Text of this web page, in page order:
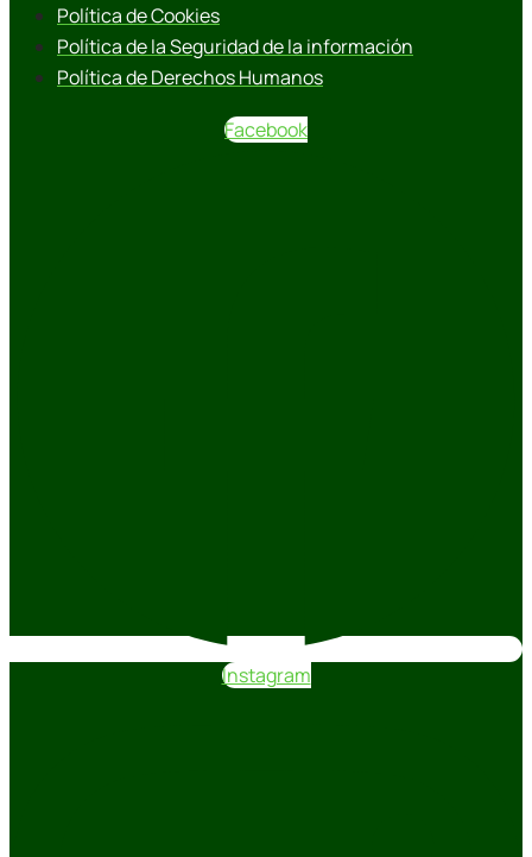
Política de Cookies
Política de la Seguridad de la información
Política de Derechos Humanos
Facebook
Instagram